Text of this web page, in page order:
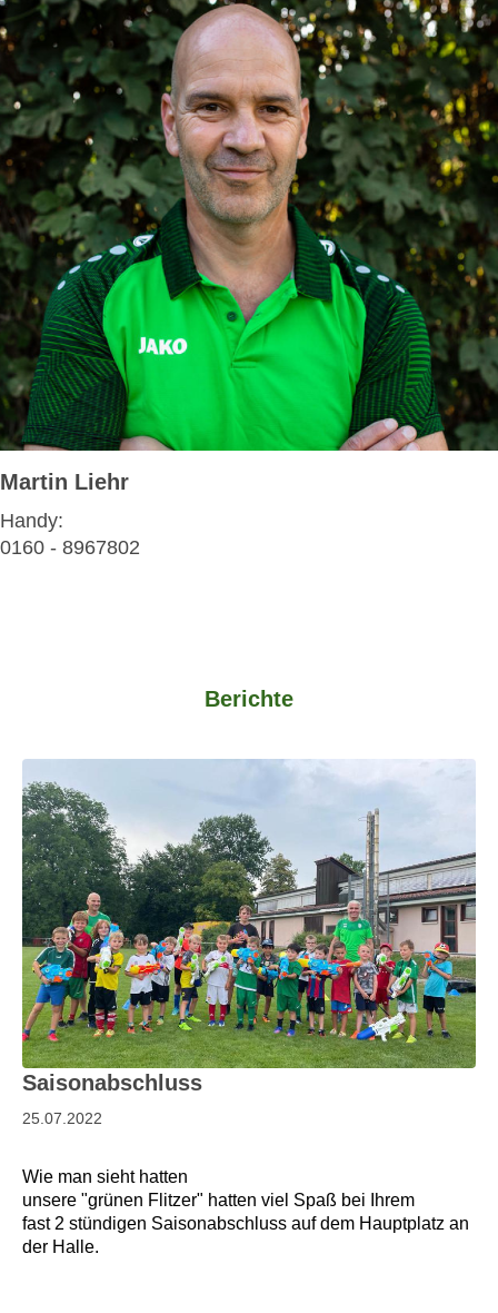
Martin Liehr
Handy:
0160 - 8967802
Berichte
Saisonabschluss
25.07.2022
Wie man sieht hatten
unsere "grünen Flitzer" hatten viel Spaß bei Ihrem
fast 2 stündigen Saisonabschluss auf dem Hauptplatz an
der Halle.